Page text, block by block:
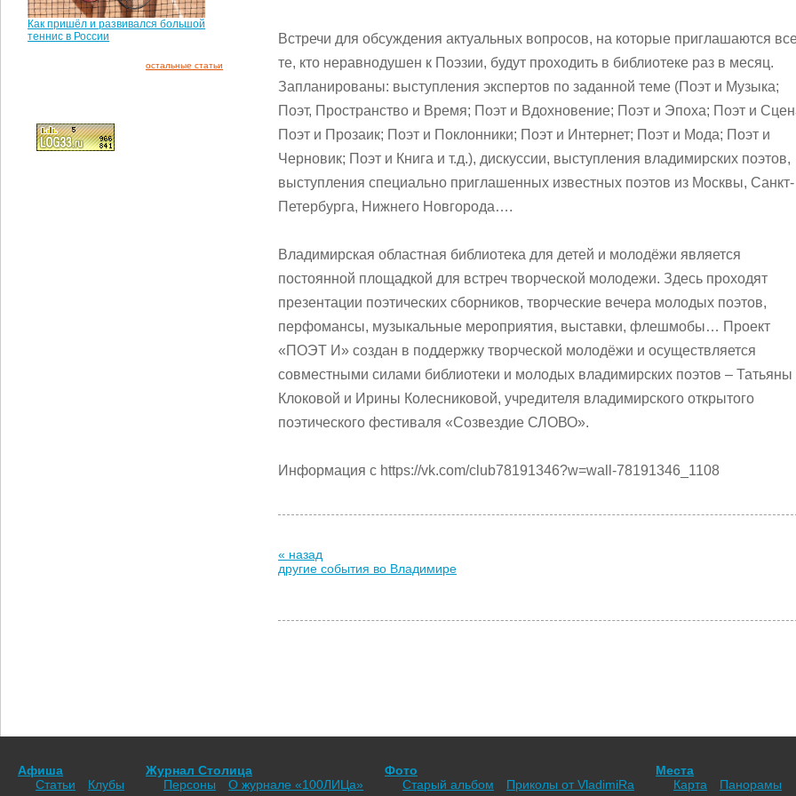
Как пришёл и развивался большой
теннис в России
остальные статьи
Встречи для обсуждения актуальных вопросов, на которые приглашаются
те, кто неравнодушен к Поэзии, будут проходить в библиотеке раз в месяц.
Запланированы: выступления экспертов по заданной теме (Поэт и Музыка;
Поэт, Пространство и Время; Поэт и Вдохновение; Поэт и Эпоха; Поэт и
Поэт и Прозаик; Поэт и Поклонники; Поэт и Интернет; Поэт и Мода; Поэт и
Черновик; Поэт и Книга и т.д.), дискуссии, выступления владимирских поэтов,
выступления специально приглашенных известных поэтов из Москвы, Санкт-
Петербурга, Нижнего Новгорода….
Владимирская областная библиотека для детей и молодёжи является
постоянной площадкой для встреч творческой молодежи. Здесь проходят
презентации поэтических сборников, творческие вечера молодых поэтов,
перфомансы, музыкальные мероприятия, выставки, флешмобы… Проект
«ПОЭТ И» создан в поддержку творческой молодёжи и осуществляется
совместными силами библиотеки и молодых владимирских поэтов – Татьяны
Клоковой и Ирины Колесниковой, учредителя владимирского открытого
поэтического фестиваля «Созвездие СЛОВО».
Информация с https://vk.com/club78191346?w=wall-78191346_1108
« назад
другие события во Владимире
Афиша
Статьи
Клубы
Журнал Столица
Персоны
О журнале «100ЛИЦа»
Фото
Старый альбом
Приколы от VladimiRа
Места
Карта
Панорамы